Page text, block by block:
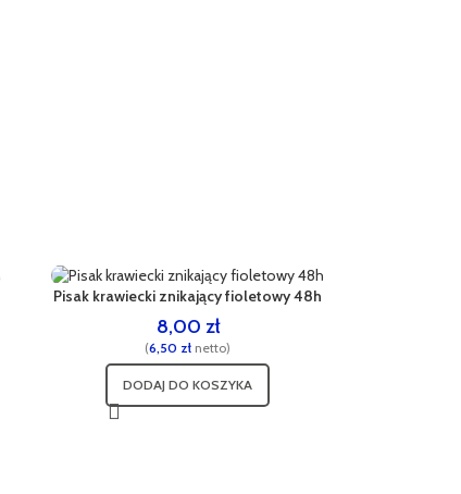
Pisak krawiecki znikający fioletowy 48h
8,00 zł
(6,50 zł netto)
DODAJ DO KOSZYKA